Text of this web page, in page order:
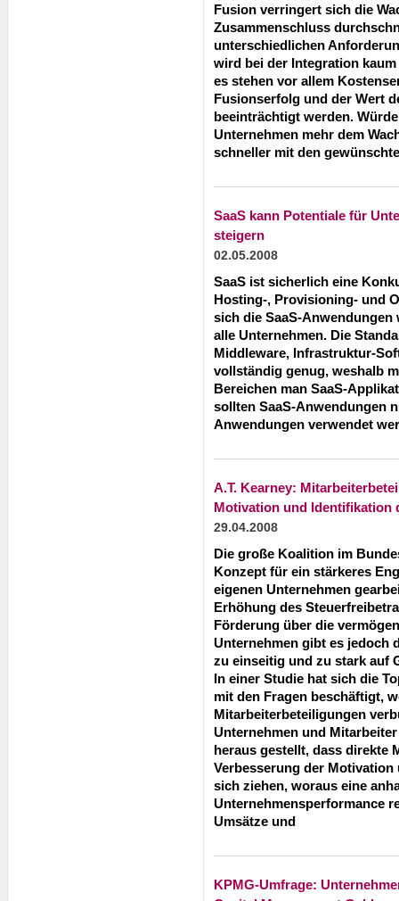
Fusion verringert sich die
Zusammenschluss
unterschiedlichen
wird bei der Integration
es stehen vor allem
Fusionserfolg und der Wert
beeinträchtigt werden.
Unternehmen mehr dem
schneller mit den
SaaS kann Potentiale für
steigern
02.05.2008
SaaS ist sicherlich eine
Hosting-, Provisioning- und
sich die SaaS-
alle Unternehmen. Die
Middleware, Infrastruktur-
vollständig genug, weshalb
Bereichen man SaaS-
sollten SaaS-Anwendungen
Anwendungen verwendet
A.T. Kearney:
Motivation und Identifikation
29.04.2008
Die große Koalition im
Konzept für ein stärkeres
eigenen Unternehmen
Erhöhung des
Förderung über die
Unternehmen gibt es jedoch
zu einseitig und zu stark auf
In einer Studie hat sich die
mit den Fragen beschäftigt,
Mitarbeiterbeteiligungen
Unternehmen und
heraus gestellt, dass direkte
Verbesserung der
sich ziehen, woraus eine
Unternehmensperformance
Umsätze und
KPMG-Umfrage: